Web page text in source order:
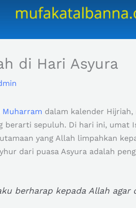
di Hari Asyura
Muharram dalam kalender
berarti sepuluh. Di hari ini,
yang Allah limpahkan
dari puasa Asyura adalah
berharap kepada Allah